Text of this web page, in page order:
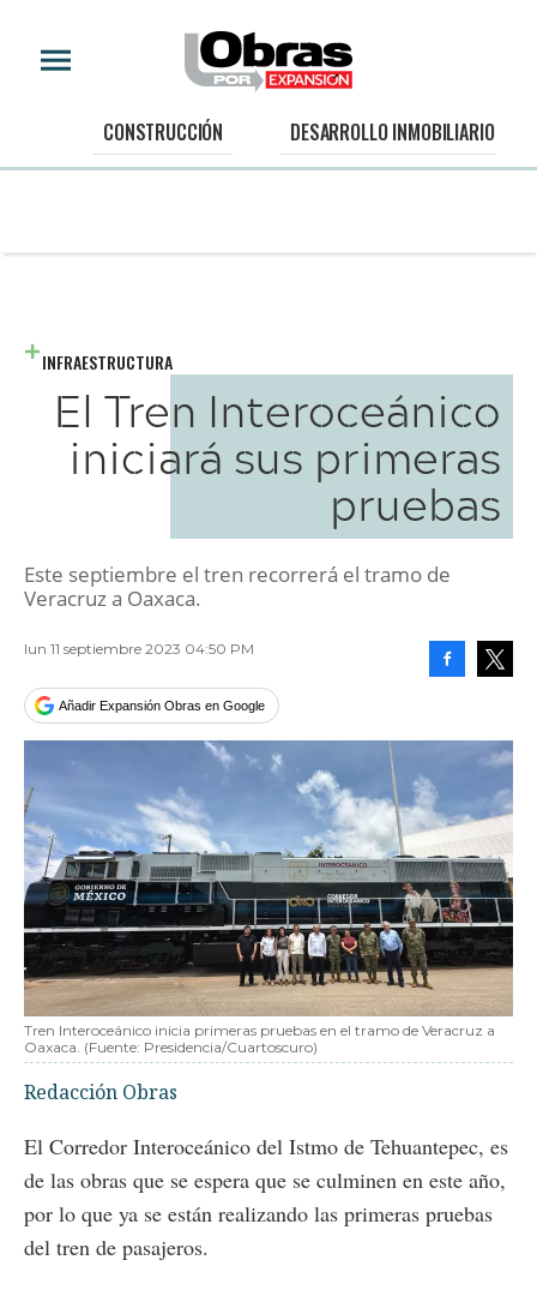
CONSTRUCCIÓN DESARROLLO INMOBILIARIO
INFRAESTRUCTURA
El Tren Interoceánico
iniciará sus primeras
pruebas
Este septiembre el tren recorrerá el tramo de
Veracruz a Oaxaca.
lun 11 septiembre 2023 04:50 PM
Añadir Expansión Obras en Google
Tren Interoceánico inicia primeras pruebas en el tramo de Veracruz a
Oaxaca. (Fuente: Presidencia/Cuartoscuro)
Redacción Obras
El Corredor Interoceánico del Istmo de Tehuantepec, es
de las obras que se espera que se culminen en este año,
por lo que ya se están realizando las primeras pruebas
del tren de pasajeros.